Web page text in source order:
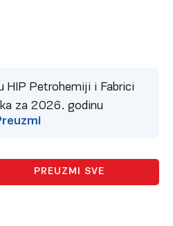
HIP Petrohemiji i Fabrici
za 2026. godinu
PREUZMI SVE